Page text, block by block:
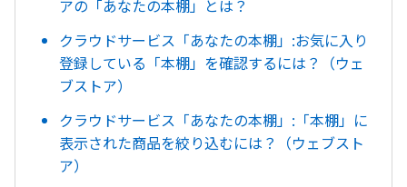
アの「あなたの本棚」とは？
クラウドサービス「あなたの本棚」:お気に入り
登録している「本棚」を確認するには？（ウェ
ブストア）
クラウドサービス「あなたの本棚」:「本棚」に
表示された商品を絞り込むには？（ウェブスト
ア）